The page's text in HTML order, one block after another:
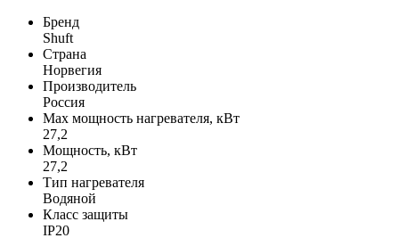
Бренд
Shuft
Страна
Норвегия
Производитель
Россия
Max мощность нагревателя, кВт
27,2
Мощность, кВт
27,2
Тип нагревателя
Водяной
Класс защиты
IP20